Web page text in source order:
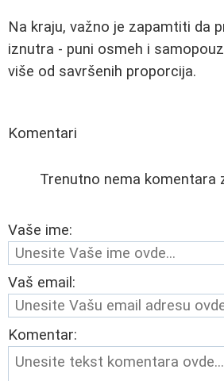
Na kraju, važno je zapamtiti da
iznutra - puni osmeh i
više od savršenih proporcija.
Komentari
Trenutno nema komentara
Vaše ime:
Vaš email:
Komentar: